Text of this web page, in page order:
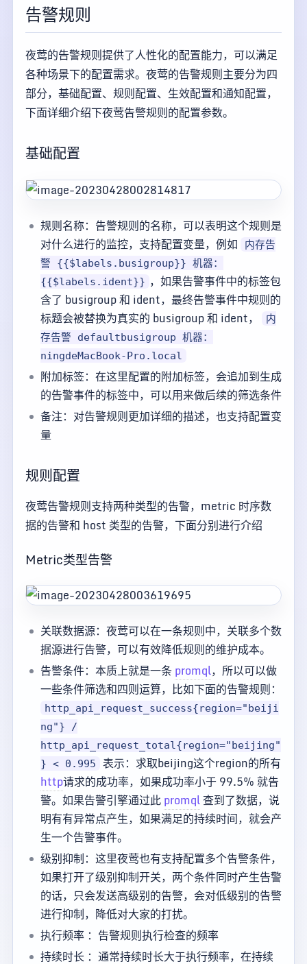
告警规则
夜莺的告警规则提供了人性化的配置能力，可以满足
各种场景下的配置需求。夜莺的告警规则主要分为四
部分，基础配置、规则配置、生效配置和通知配置，
下面详细介绍下夜莺告警规则的配置参数。
基础配置
规则名称：告警规则的名称，可以表明这个规则是
对什么进行的监控，支持配置变量，例如
内存告
警 {{$labels.busigroup}} 机器：
{{$labels.ident}} ，如果告警事件中的标签包
含了 busigroup 和 ident，最终告警事件中规则的
标题会被替换为真实的 busigroup 和 ident，
内
存告警 defaultbusigroup 机器：
ningdeMacBook-Pro.local
附加标签：在这里配置的附加标签，会追加到生成
的告警事件的标签中，可以用来做后续的筛选条件
备注：对告警规则更加详细的描述，也支持配置变
量
规则配置
夜莺告警规则支持两种类型的告警，metric 时序数
据的告警和 host 类型的告警，下面分别进行介绍
Metric类型告警
关联数据源：夜莺可以在一条规则中，关联多个数
据源进行告警，可以有效降低规则的维护成本。
告警条件：本质上就是一条 promql，所以可以做
一些条件筛选和四则运算，比如下面的告警规则：
http_api_request_success{region="beiji
ng"} /
http_api_request_total{region="beijing"
} < 0.995
表示：求取beijing这个region的所有
http请求的成功率，如果成功率小于 99.5% 就告
警。如果告警引擎通过此promql查到了数据，说
明有有异常点产生，如果满足的持续时间，就会产
生一个告警事件。
级别抑制：这里夜莺也有支持配置多个告警条件，
如果打开了级别抑制开关，两个条件同时产生告警
的话，只会发送高级别的告警，会对低级别的告警
进行抑制，降低对大家的打扰。
执行频率 ：告警规则执行检查的频率
持续时长 ：通常持续时长大于执行频率，在持续